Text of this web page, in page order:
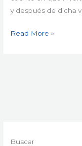
Buscar
y después de dicha
de
Read More »